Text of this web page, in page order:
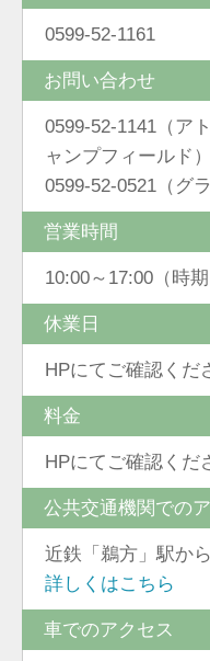
0599-52-1161
お問い合わせ
0599-52-1141（ア
ャンプフィールド）
0599-52-0521（グ
営業時間
10:00～17:00（時
休業日
HPにてご確認くだ
料金
HPにてご確認くだ
公共交通機関での
近鉄「鵜方」駅か
詳しくはこちら
車でのアクセス